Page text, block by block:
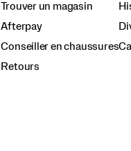
Trouver un magasin
Afterpay
Conseiller en chaussures
Retours